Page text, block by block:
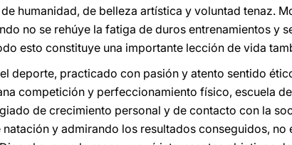
humanidad, de belleza artística y voluntad tenaz.
no se rehúye la fatiga de duros entrenamientos y
esto constituye una importante lección de vida
deporte, practicado con pasión y atento sentido
competición y perfeccionamiento físico, escuela
de crecimiento personal y de contacto con la
y admirando los resultados conseguidos, no